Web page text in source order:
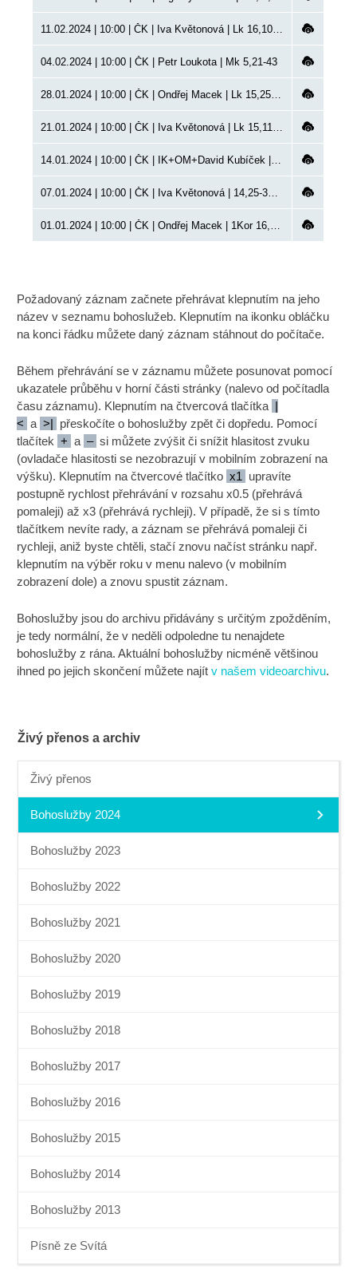
04.02.2024 | 10:00 | ČK | Petr Loukota | Mk 5,21-43
Požadovaný záznam začnete přehrávat klepnutím na jeho
název v seznamu bohoslužeb. Klepnutím na ikonku obláčku
na konci řádku můžete daný záznam stáhnout do počítače.
Během přehrávání se v záznamu můžete posunovat pomocí
ukazatele průběhu v horní části stránky (nalevo od počítadla
času záznamu). Klepnutím na čtvercová tlačítka |
< a >| přeskočíte o bohoslužby zpět či dopředu. Pomocí
tlačítek + a – si můžete zvýšit či snížit hlasitost zvuku
(ovladače hlasitosti se nezobrazují v mobilním zobrazení na
výšku). Klepnutím na čtvercové tlačítko x1 upravíte
postupně rychlost přehrávání v rozsahu x0.5 (přehrává
pomaleji) až x3 (přehrává rychleji). V případě, že si s tímto
tlačítkem nevíte rady, a záznam se přehrává pomaleji či
rychleji, aniž byste chtěli, stačí znovu načíst stránku např.
klepnutím na výběr roku v menu nalevo (v mobilním
zobrazení dole) a znovu spustit záznam.
Bohoslužby jsou do archivu přidávány s určitým zpožděním,
je tedy normální, že v neděli odpoledne tu nenajdete
bohoslužby z rána. Aktuální bohoslužby nicméně většinou
ihned po jejich skončení můžete najítv našem videoarchivu.
Živý přenos a archiv
Živý přenos
Bohoslužby 2024
Bohoslužby 2023
Bohoslužby 2022
Bohoslužby 2021
Bohoslužby 2020
Bohoslužby 2019
Bohoslužby 2018
Bohoslužby 2017
Bohoslužby 2016
Bohoslužby 2015
Bohoslužby 2014
Bohoslužby 2013
Písně ze Svítá